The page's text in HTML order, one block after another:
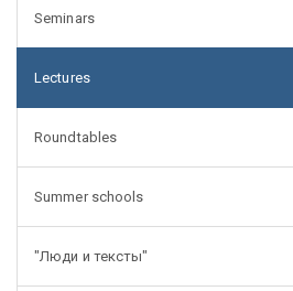
Seminars
Lectures
Roundtables
Summer schools
"Люди и тексты"